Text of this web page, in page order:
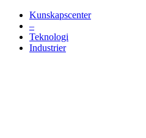
Kunskapscenter
–
Teknologi
Industrier